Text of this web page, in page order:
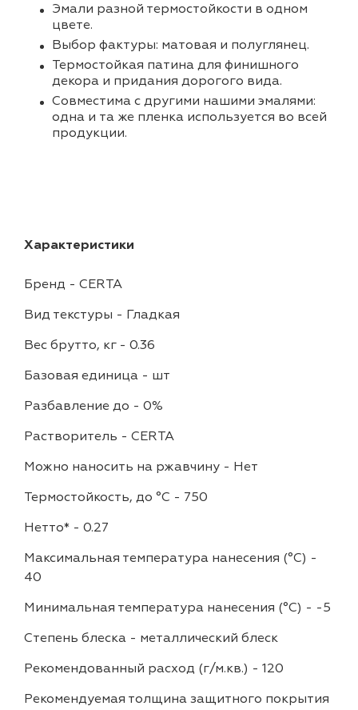
Эмали разной термостойкости в одном
цвете.
Выбор фактуры: матовая и полуглянец.
Термостойкая патина для финишного
декора и придания дорогого вида.
Совместима с другими нашими эмалями:
одна и та же пленка используется во всей
продукции.
Характеристики
Бренд - CERTA
Вид текстуры - Гладкая
Вес брутто, кг - 0.36
Базовая единица - шт
Разбавление до - 0%
Растворитель - CERTA
Можно наносить на ржавчину - Нет
Термостойкость, до °C - 750
Нетто* - 0.27
Максимальная температура нанесения (°С) -
40
Минимальная температура нанесения (°С) - -5
Степень блеска - металлический блеск
Рекомендованный расход (г/м.кв.) - 120
Рекомендуемая толщина защитного покрытия